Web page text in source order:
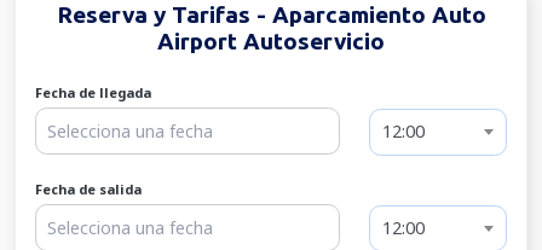
Reserva y Tarifas - Aparcamiento Auto
Airport Autoservicio
Fecha de llegada
12:00
Fecha de salida
12:00